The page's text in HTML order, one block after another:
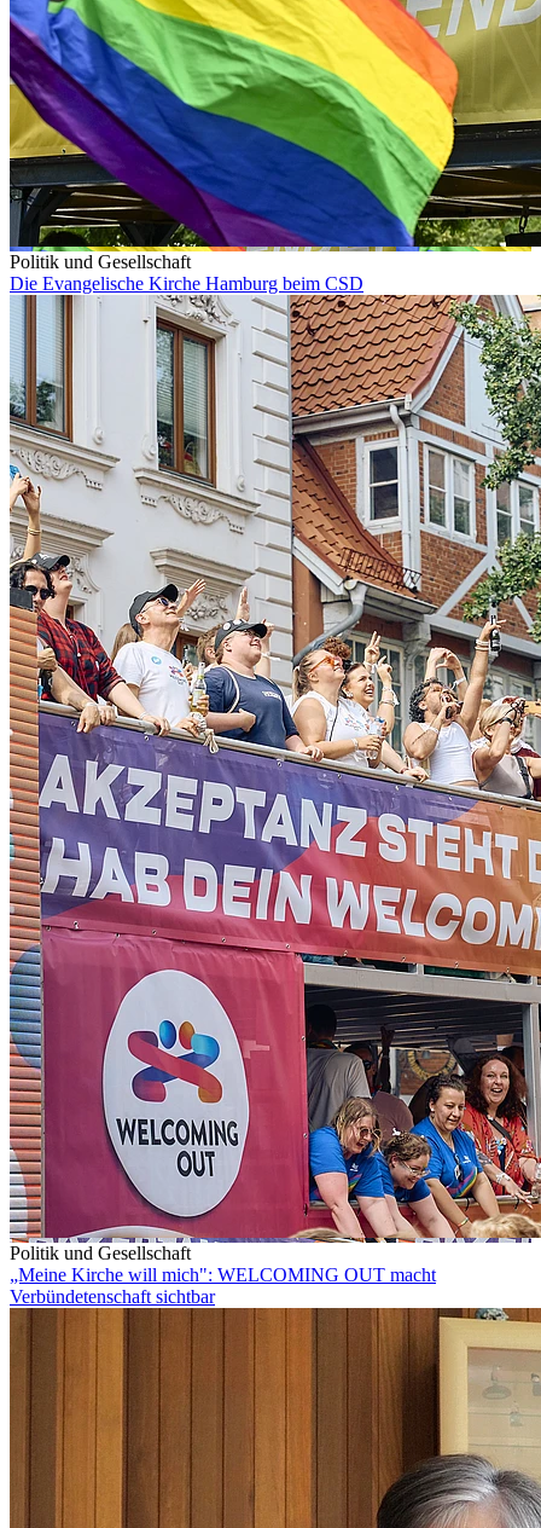
Politik und Gesellschaft
Die Evangelische Kirche Hamburg beim CSD
Politik und Gesellschaft
„Meine Kirche will mich": WELCOMING OUT macht
Verbündetenschaft sichtbar